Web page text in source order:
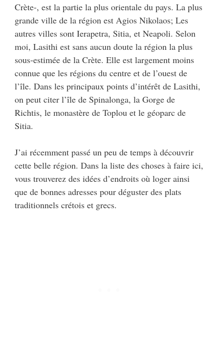
Crète-, est la partie la plus orientale du pays. La plus
grande ville de la région est Agios Nikolaos; Les
autres villes sont Ierapetra, Sitia, et Neapoli. Selon
moi, Lasithi est sans aucun doute la région la plus
sous-estimée de la Crète. Elle est largement moins
connue que les régions du centre et de l’ouest de
l’île. Dans les principaux points d’intérêt de Lasithi,
on peut citer l’île de Spinalonga, la Gorge de
Richtis, le monastère de Toplou et le géoparc de
Sitia.
J’ai récemment passé un peu de temps à découvrir
cette belle région. Dans la liste des choses à faire ici,
vous trouverez des idées d’endroits où loger ainsi
que de bonnes adresses pour déguster des plats
traditionnels crétois et grecs.